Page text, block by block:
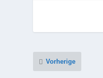
Vorherige